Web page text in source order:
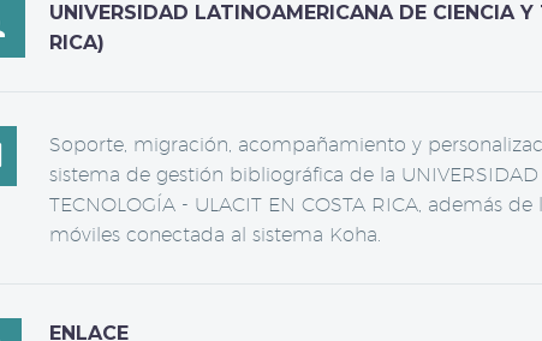
UNIVERSIDAD LATINOAMERICANA DE CIENCIA
RICA)
Soporte, migración, acompañamiento y
sistema de gestión bibliográfica de la UNIVERSIDAD
TECNOLOGÍA - ULACIT EN COSTA RICA, además
móviles conectada al sistema Koha.
ENLACE